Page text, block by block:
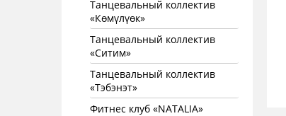
Танцевальный коллектив
«Көмүлүөк»
Танцевальный коллектив
«Ситим»
Танцевальный коллектив
«Тэбэнэт»
Фитнес клуб «NATALIA»